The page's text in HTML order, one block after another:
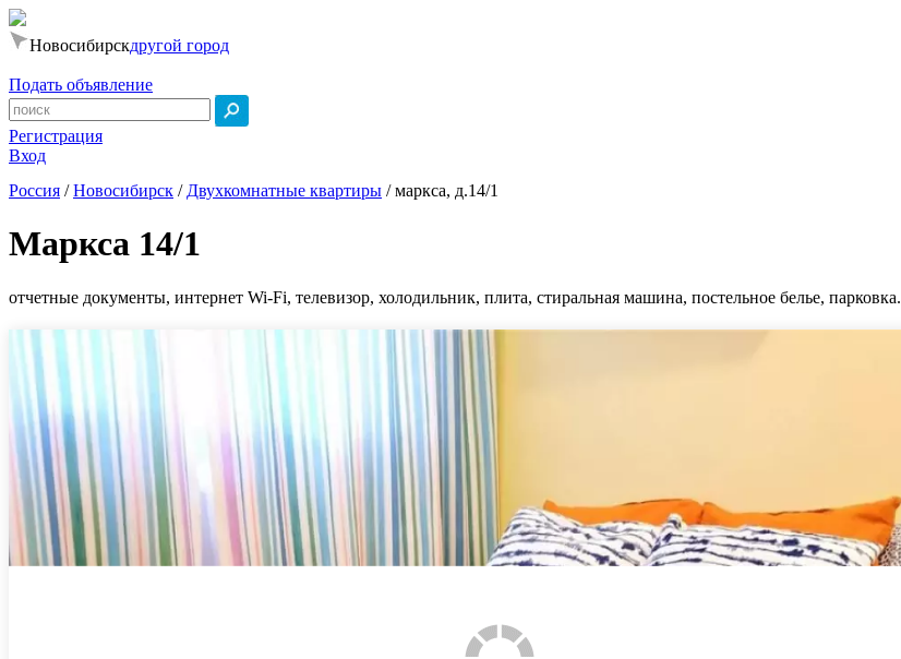
Новосибирскдругой город
Подать объявление
Регистрация
Вход
Россия /Новосибирск / Двухкомнатные квартиры /маркса, д.14/1
Маркса 14/1
отчетные документы, интернет Wi-Fi, телевизор, холодильник, плита, стиральная машина, постельное белье, парковка.